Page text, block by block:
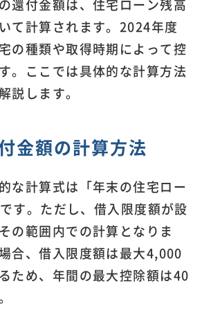
還付金額は、住宅ローン残高
て計算されます。2024年度
の種類や取得時期によって控
。ここでは具体的な計算方法
説します。
金額の計算方法
な計算式は「年末の住宅ロー
す。ただし、借入限度額が設
の範囲内での計算となりま
合、借入限度額は最大4,000
ため、年間の最大控除額は40